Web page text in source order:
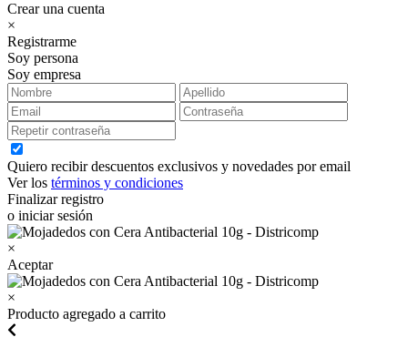
Crear una cuenta
×
Registrarme
Soy persona
Soy empresa
Quiero recibir descuentos exclusivos y novedades por email
Ver los términos y condiciones
Finalizar registro
o iniciar sesión
×
Aceptar
×
Producto agregado a carrito